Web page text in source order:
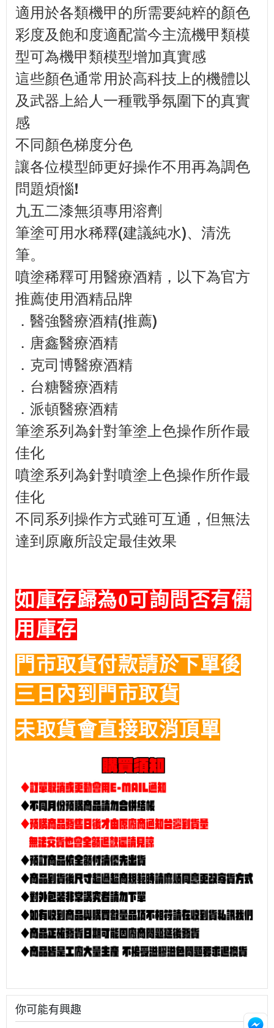
適用於各類機甲的所需要純粹的顏色
彩度及飽和度適配當今主流機甲類模
型可為機甲類模型增加真實感
這些顏色通常用於高科技上的機體以
及武器上給人一種戰爭氛圍下的真實
感
不同顏色梯度分色
讓各位模型師更好操作不用再為調色
問題煩惱!
九五二漆無須專用溶劑
筆塗可用水稀釋(建議純水)、清洗
筆。
噴塗稀釋可用醫療酒精，以下為官方
推薦使用酒精品牌
．醫強醫療酒精(推薦)
．唐鑫醫療酒精
．克司博醫療酒精
．台糖醫療酒精
．派頓醫療酒精
筆塗系列為針對筆塗上色操作所作最
佳化
噴塗系列為針對噴塗上色操作所作最
佳化
不同系列操作方式雖可互通，但無法
達到原廠所設定最佳效果
如庫存歸為0可詢問否有備
用庫存
門市取貨付款請於下單後
三日內到門市取貨
未取貨會直接取消頂單
你可能有興趣